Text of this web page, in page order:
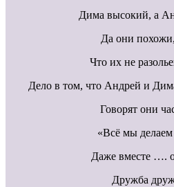
Дима высокий, а
Да они
Что их не
Дело в том, что Андрей и
Говорят они
«Всё мы
Даже вместе ….
Дружба